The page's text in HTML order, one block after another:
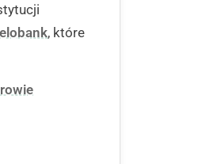
, które